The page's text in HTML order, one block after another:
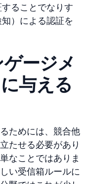
ることでなりす
）による認証を
ージメ
与える
ためには、競合他
たせる必要があり
なことではありま
い受信箱ルールに